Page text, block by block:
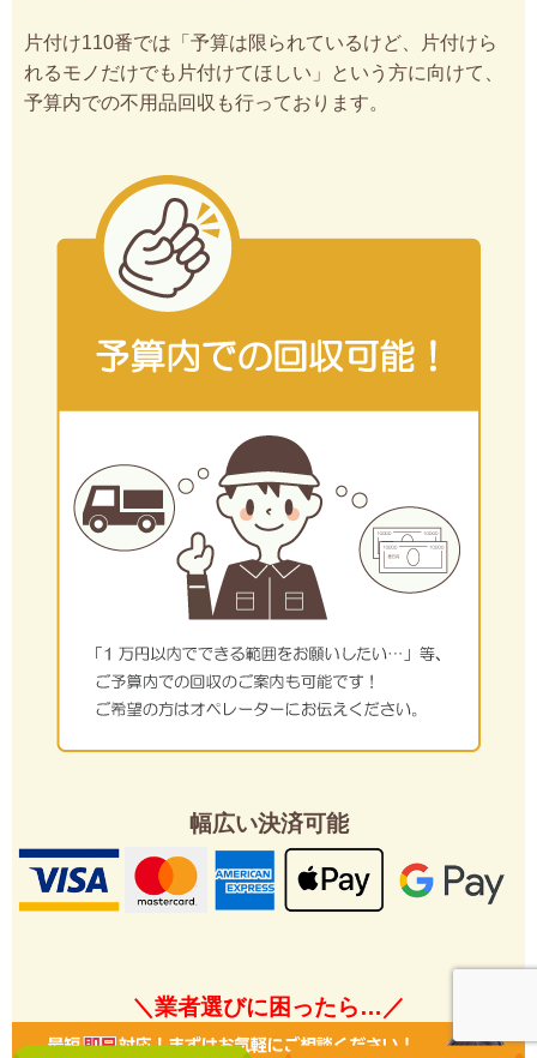
片付け110番では「予算は限られているけど、片付けら
れるモノだけでも片付けてほしい」という方に向けて、
予算内での不用品回収も行っております。
幅広い決済可能
＼業者選びに困ったら…／